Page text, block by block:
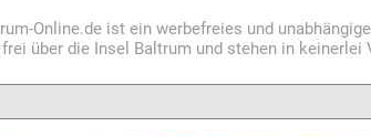
Online.de ist ein werbefreies und
frei über die Insel Baltrum und stehen in keinerlei